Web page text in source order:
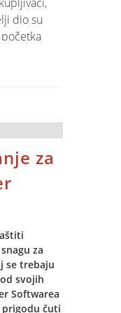
kroz
i
dio su
pruža
će
bezbolna.
ugovore i
Dobar dio
i dodatna
za
za
se trebaju
svojih
Softwarea
prigodu čuti